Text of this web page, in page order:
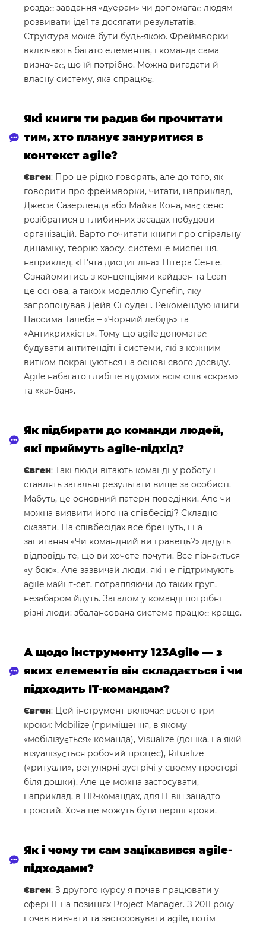
роздає завдання «дуерам» чи допомагає людям
розвивати ідеї та досягати результатів.
Структура може бути будь-якою. Фреймворки
включають багато елементів, і команда сама
визначає, що їй потрібно. Можна вигадати й
власну систему, яка спрацює.
Які книги ти радив би прочитати
тим, хто планує зануритися в
контекст agile?
Євген: Про це рідко говорять, але до того, як
говорити про фреймворки, читати, наприклад,
Джефа Сазерленда або Майка Кона, має сенс
розібратися в глибинних засадах побудови
організацій. Варто почитати книги про спіральну
динаміку, теорію хаосу, системне мислення,
наприклад, «П'ята дисципліна» Пітера Сенге.
Ознайомитись з концепціями кайдзен та Lean –
це основа, а також моделлю Cynefin, яку
запропонував Дейв Сноуден. Рекомендую книги
Нассима Талеба – «Чорний лебідь» та
«Антикрихкість». Тому що agile допомагає
будувати антитендітні системи, які з кожним
витком покращуються на основі свого досвіду.
Agile набагато глибше відомих всім слів «скрам»
та «канбан».
Як підбирати до команди людей,
які приймуть agile-підхід?
Євген: Такі люди вітають командну роботу і
ставлять загальні результати вище за особисті.
Мабуть, це основний патерн поведінки. Але чи
можна виявити його на співбесіді? Складно
сказати. На співбесідах все брешуть, і на
запитання «Чи командний ви гравець?» дадуть
відповідь те, що ви хочете почути. Все пізнається
«у бою». Але зазвичай люди, які не підтримують
agile майнт-сет, потрапляючи до таких груп,
незабаром йдуть. Загалом у команді потрібні
різні люди: збалансована система працює краще.
А щодо інструменту 123Agile — з
яких елементів він складається і чи
підходить IT-командам?
Євген: Цей інструмент включає всього три
кроки: Mobilize (приміщення, в якому
«мобілізується» команда), Visualize (дошка, на якій
візуалізується робочий процес), Ritualize
(«ритуали», регулярні зустрічі у своєму просторі
біля дошки). Але це можна застосувати,
наприклад, в HR-командах, для IT він занадто
простий. Хоча це можуть бути перші кроки.
Як і чому ти сам зацікавився agile-
підходами?
Євген: З другого курсу я почав працювати у
сфері IT на позиціях Project Manager. З 2011 року
почав вивчати та застосовувати agile, потім